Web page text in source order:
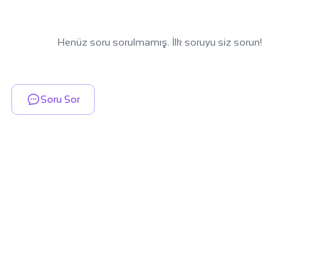
Henüz soru sorulmamış. İlk soruyu siz sorun!
Soru Sor